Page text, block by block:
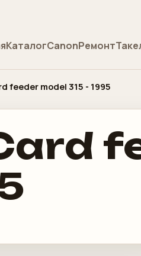
КаталогCanonРемонт
feeder model 315 - 1995